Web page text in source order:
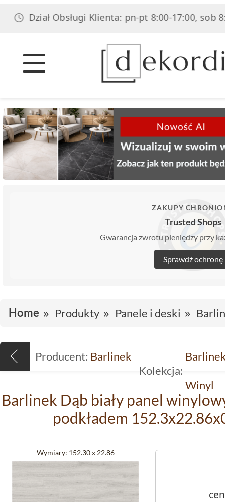
Obsługi Klienta: pn-pt 8:00-17:00, sob 8:00-
ZAKUPY
Trusted Shops
Gwarancja zwrotu pieniędzy przy
Sprawdź ochronę
Home Produkty Panele i deski
Producent: Barlinek
Kolekcja:
Winyl
Barlinek Dąb biały panel
podkładem
Wymiary: 152.30 x 22.86